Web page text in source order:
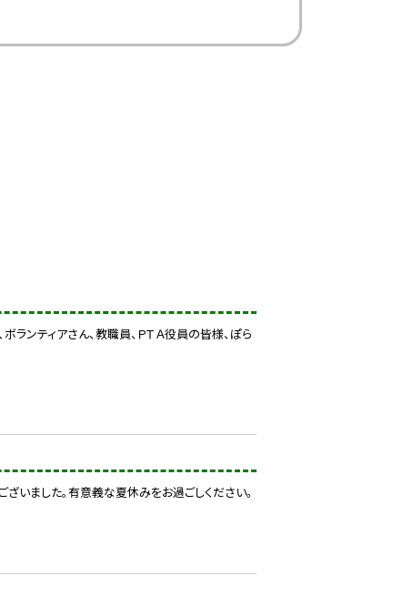
ランティアさん、教職員、ＰＴＡ役員の皆様、ぽら
いました。有意義な夏休みをお過ごしください。